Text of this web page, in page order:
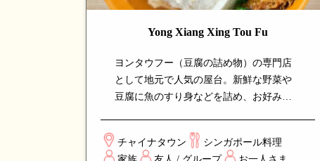
Yong Xiang Xing Tou Fu
ヨンタウフー（豆腐の詰め物）の専門店
として地元で人気の屋台。新鮮な野菜や
豆腐に魚のすり身などを詰め、お好みで
シンガポールの伝統的な客家料理を本格
的に味わえる、長年地元客に支持され続
チャイナタウン
シンガポール料理